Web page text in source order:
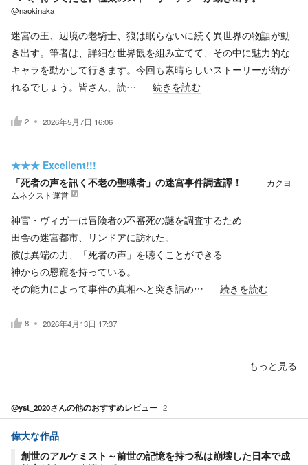
@naokinaka
迷宮の王、辺境の老騎士、狼は眠らないに続く異世界の物語が動
き出す。筆者は、詳細な世界観を組み立てて、その中に魅力的な
キャラを動かして行きます。今回も素晴らしいストーリーが紡が
れるでしょう。皆さん、読…
続きを読む
2 2026年5月7日 16:06
★★★ Excellent!!!
「死者の声を訊く不老の聖職者」の迷宮事件調査譚！
カクヨ
ムネクスト運営
神官・ヴィガーは冒険者の不審死の謎を調査するため
田舎の迷宮都市、リンドアに訪れた。
彼は異端の力、「死者の声」を聴くことができる
神からの恩寵を持っている。
その能力によって事件の真相へと突き詰め…
続きを読む
8 2026年4月13日 17:37
もっと見る
@yst_2020さんの他のおすすめレビュー 2
偉大な作品
創世のアルケミスト～前世の記憶を持つ私は崩壊した日本で成